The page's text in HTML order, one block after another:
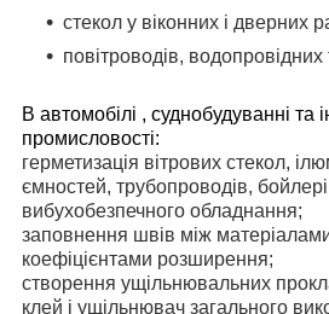
стекол у віконних і дверних
повітроводів, водопровідних
В автомобілі , суднобудуванні та
промисловості:
герметизація вітрових стекол,
ємностей, трубопроводів,
вибухобезпечного обладнання;
заповнення швів між
коефіцієнтами розширення;
створення ущільнювальних
клей і ущільнювач загального